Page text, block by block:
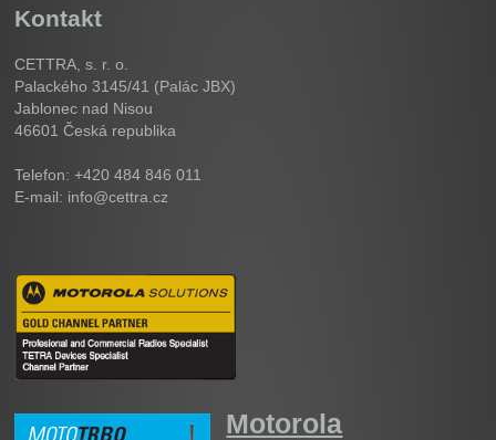
Kontakt
CETTRA, s. r. o.
Palackého 3145/41 (Palác JBX)
Jablonec nad Nisou
46601Česká republika
Telefon: +420 484 846 011
E-mail: info@cettra.cz
Motorola